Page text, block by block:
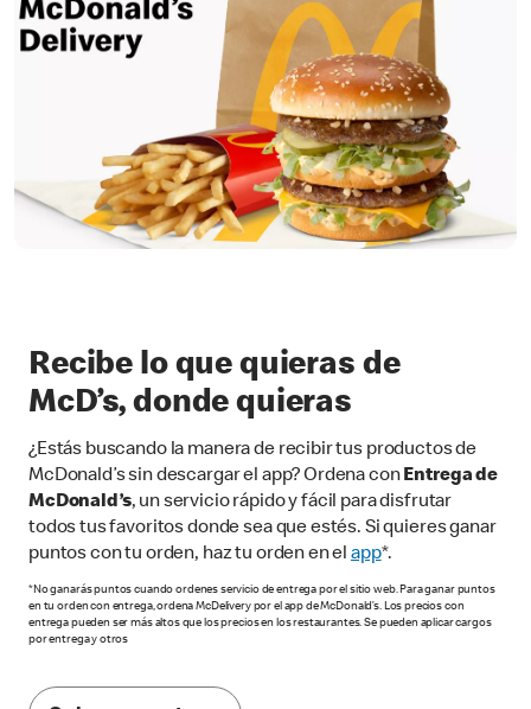
Recibe lo que quieras de
McD’s, donde quieras
¿Estás buscando la manera de recibir tus productos de
McDonald’s sin descargar el app? Ordena conEntrega de
McDonald’s, un servicio rápido y fácil para disfrutar
todos tus favoritos donde sea que estés. Si quieres ganar
puntos con tu orden, haz tu orden en elapp*.
*No ganarás puntos cuando ordenes servicio de entrega por el sitio web. Para ganar puntos
en tu orden con entrega, ordena McDelivery por el app de McDonald’s. Los precios con
entrega pueden ser más altos que los precios en los restaurantes. Se pueden aplicar cargos
por entrega y otros